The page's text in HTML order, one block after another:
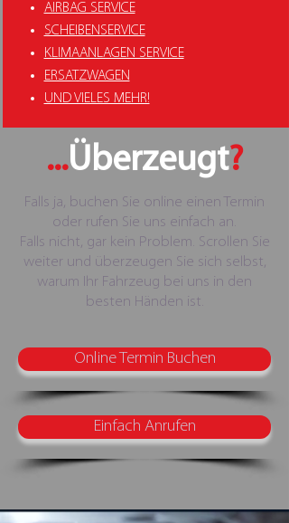
AIRBAG SERVICE
SCHEIBENSERVICE
KLIMAANLAGEN SERVICE
ERSATZWAGEN
UND VIELES MEHR!
...Überzeugt?
Falls ja, buchen Sie online einen Termin
oder rufen Sie uns einfach an.
Falls nicht, gar kein Problem. Scrollen Sie
weiter und überzeugen Sie sich selbst,
warum Ihr Fahrzeug bei uns in den
besten Händen ist.
Online Termin Buchen
Einfach Anrufen